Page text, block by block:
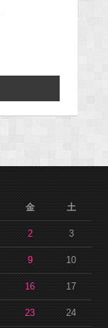
金 土
2 3
9 10
16 17
23 24